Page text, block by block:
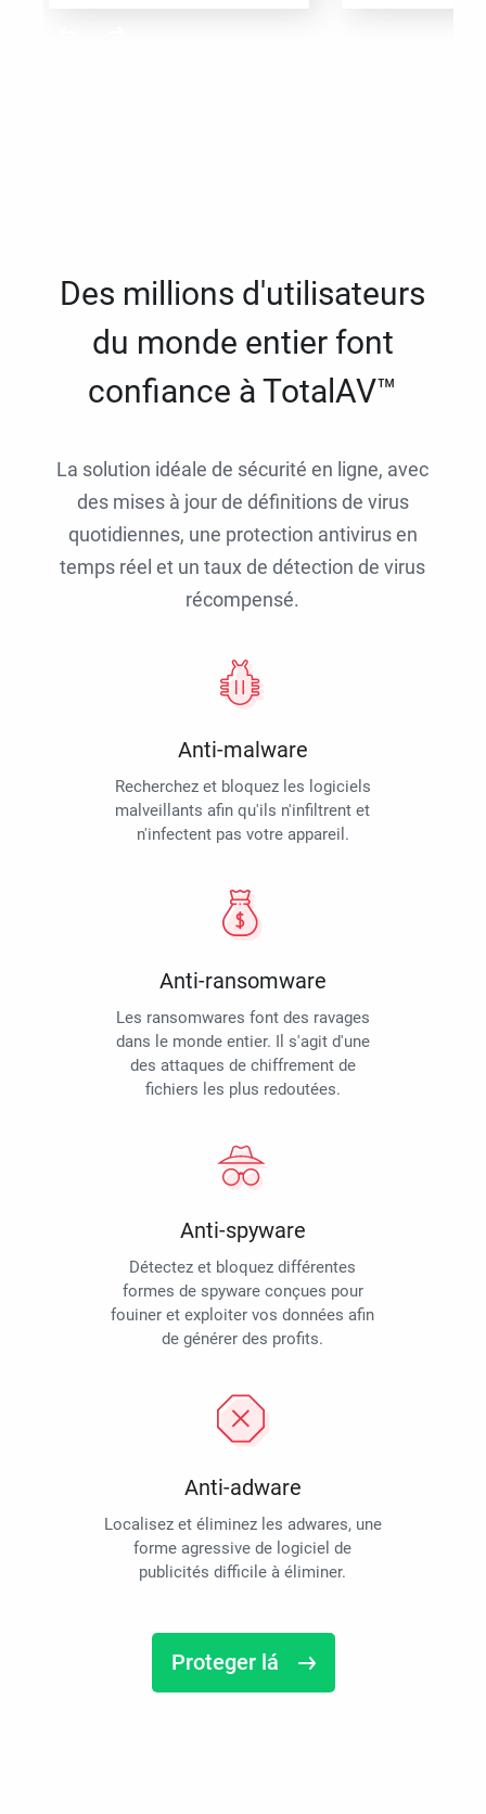
Des millions d'utilisateurs
du monde entier font
confiance à TotalAV™
La solution idéale de sécurité en ligne, avec
des mises à jour de définitions de virus
quotidiennes, une protection antivirus en
temps réel et un taux de détection de virus
récompensé.
Anti-malware
Recherchez et bloquez les logiciels
malveillants afin qu'ils n'infiltrent et
n'infectent pas votre appareil.
Anti-ransomware
Les ransomwares font des ravages
dans le monde entier. Il s'agit d'une
des attaques de chiffrement de
fichiers les plus redoutées.
Anti-spyware
Détectez et bloquez différentes
formes de spyware conçues pour
fouiner et exploiter vos données afin
de générer des profits.
Anti-adware
Localisez et éliminez les adwares, une
forme agressive de logiciel de
publicités difficile à éliminer.
Proteger lá